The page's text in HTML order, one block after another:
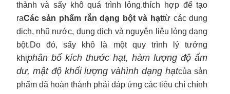
thành và sấy khô quá trình lỏng.thích hợp để tạo
raCác sản phẩm rắn dạng bột và hạttừ các dung
dịch, nhũ nước, dung dịch và nguyên liệu lỏng dạng
bột.Do đó, sấy khô là một quy trình lý tưởng
khiphân bố kích thước hạt, hàm lượng độ ẩm
dư, mật độ khối lượng vàhình dạng hạtcủa sản
phẩm đã hoàn thành phải đáp ứng các tiêu chí chính